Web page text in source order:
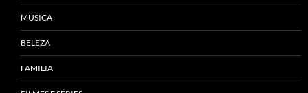
MÚSICA
BELEZA
FAMILIA